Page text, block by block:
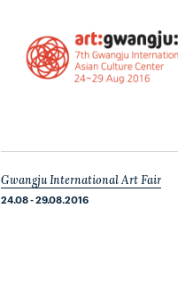
Gwangju International Art Fair
24.08 - 29.08.2016